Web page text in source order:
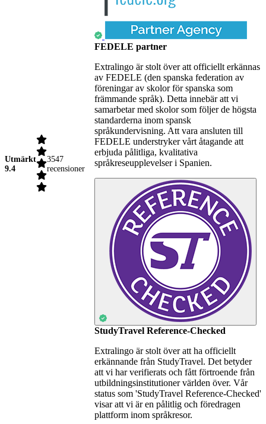
Utmärkt
9.4
3547
recensioner
FEDELE partner
Extralingo är stolt över att officiellt erkännas
av FEDELE (den spanska federation av
föreningar av skolor för spanska som
främmande språk). Detta innebär att vi
samarbetar med skolor som följer de högsta
standarderna inom spansk
språkundervisning. Att vara ansluten till
FEDELE understryker vårt åtagande att
erbjuda pålitliga, kvalitativa
språkreseupplevelser i Spanien.
StudyTravel Reference-Checked
Extralingo är stolt över att ha officiellt
erkännande från StudyTravel. Det betyder
att vi har verifierats och fått förtroende från
utbildningsinstitutioner världen över. Vår
status som 'StudyTravel Reference-Checked'
visar att vi är en pålitlig och föredragen
plattform inom språkresor.